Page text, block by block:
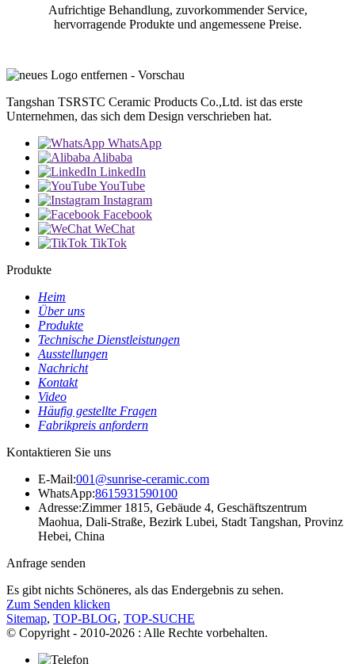
Aufrichtige Behandlung, zuvorkommender Service,
hervorragende Produkte und angemessene Preise.
Tangshan TSRSTC Ceramic Products Co.,Ltd. ist das erste
Unternehmen, das sich dem Design verschrieben hat.
WhatsApp
Alibaba
LinkedIn
YouTube
Instagram
Facebook
WeChat
TikTok
Produkte
Heim
Über uns
Produkte
Technische Dienstleistungen
Ausstellungen
Nachricht
Kontakt
Video
Häufig gestellte Fragen
Fabrikpreis anfordern
Kontaktieren Sie uns
E-Mail:001@sunrise-ceramic.com
WhatsApp:8615931590100
Adresse:Zimmer 1815, Gebäude 4, Geschäftszentrum
Maohua, Dali-Straße, Bezirk Lubei, Stadt Tangshan, Provinz
Hebei, China
Anfrage senden
Es gibt nichts Schöneres, als das Endergebnis zu sehen.
Zum Senden klicken
Sitemap, TOP-BLOG, TOP-SUCHE
© Copyright - 2010-2026 : Alle Rechte vorbehalten.